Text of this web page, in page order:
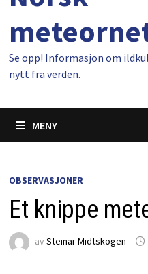
Se opp! Informasjon om
nytt fra verden.
MENY
OBSERVASJONER
Et knippe
av Steinar Midtskogen